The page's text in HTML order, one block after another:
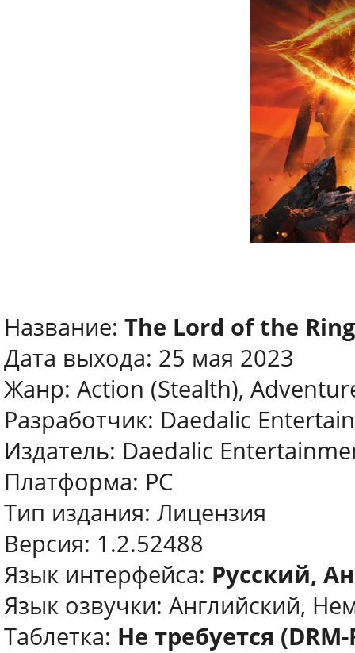
Название: The Lord of the
Дата выхода: 25 мая 2023
Жанр: Action (Stealth),
Разработчик: Daedalic
Издатель: Daedalic
Платформа: PC
Тип издания: Лицензия
Версия: 1.2.52488
Язык интерфейса: Русский,
Язык озвучки: Английский,
Таблетка: Не требуется